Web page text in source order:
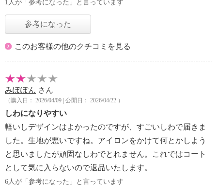
1人が「参考になった」と言っています
参考になった
このお客様の他のクチコミを見る
みぽぽん さん
（購入日： 2026/04/09 | 公開日： 2026/04/22 ）
しわになりやすい
軽いしデザインはよかったのですが、すごいしわで届きま
した。生地が悪いですね。アイロンをかけて何とかしよう
と思いましたが頑固なしわでとれません。これではコート
として気に入らないので返品いたします。
6人が「参考になった」と言っています